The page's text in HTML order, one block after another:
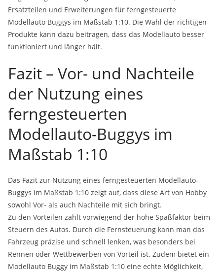
Ersatzteilen und Erweiterungen für ferngesteuerte
Modellauto Buggys im Maßstab 1:10. Die Wahl der richtigen
Produkte kann dazu beitragen, dass das Modellauto besser
funktioniert und länger hält.
Fazit – Vor- und Nachteile
der Nutzung eines
ferngesteuerten
Modellauto-Buggys im
Maßstab 1:10
Das Fazit zur Nutzung eines ferngesteuerten Modellauto-
Buggys im Maßstab 1:10 zeigt auf, dass diese Art von Hobby
sowohl Vor- als auch Nachteile mit sich bringt.
Zu den Vorteilen zählt vorwiegend der hohe Spaßfaktor beim
Steuern des Autos. Durch die Fernsteuerung kann man das
Fahrzeug präzise und schnell lenken, was besonders bei
Rennen oder Wettbewerben von Vorteil ist. Zudem bietet ein
Modellauto Buggy im Maßstab 1:10 eine echte Möglichkeit,